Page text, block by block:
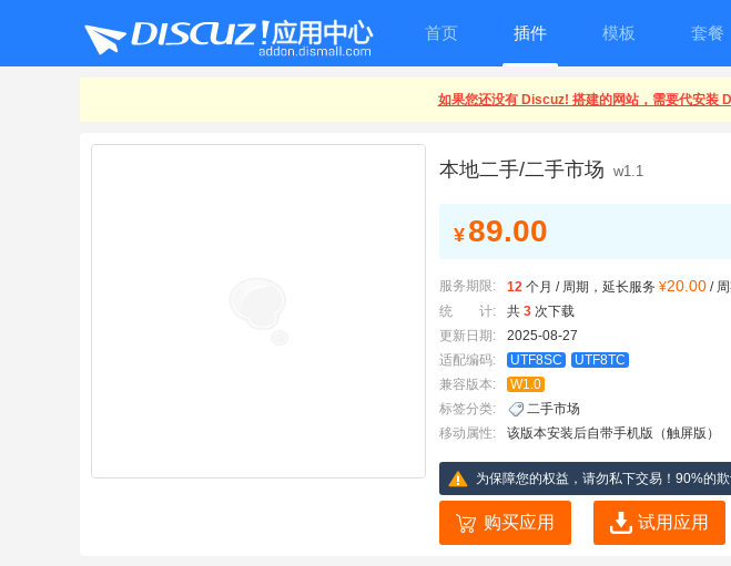
首页 插件 模板 套餐
如果您还没有 Discuz! 搭建的网站，需要代安装
本地二手/二手市场 w1.1
¥ 89.00
服务期限: 12 个月 / 周期，延长服务 ¥20.00 /
统 计:
共 3 次下载
更新日期:
2025-08-27
适配编码:
UTF8SC
UTF8TC
兼容版本:
W1.0
标签分类:
二手市场
移动属性:
该版本安装后自带手机版（触屏版）
为保障您的权益，请勿私下交易！90%的
购买应用 试用应用